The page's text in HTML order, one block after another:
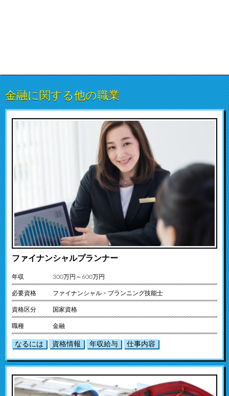
金融に関する他の職業
ファイナンシャルプランナー
年収 300万円～600万円
必要資格 ファイナンシャル・プランニング技能士
資格区分 国家資格
職種 金融
なるには 資格情報 年収給与 仕事内容